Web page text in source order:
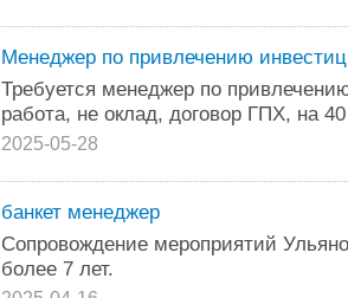
Менеджер по привлечению
Требуется менеджер по
работа, не оклад, договор ГПХ, на 40
2025-05-28
банкет менеджер
Сопровождение мероприятий
более 7 лет.